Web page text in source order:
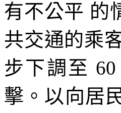
有不公平 的
共交通的乘
步下調至
擊。以向居